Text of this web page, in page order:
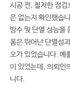
시공 전, 철저한 점
은 없는지 확인했습
방수 및 단열 성능을
폼은 뛰어난 단열성
오가 있었습니다. 예
이 있었는데, 의뢰인
니다.